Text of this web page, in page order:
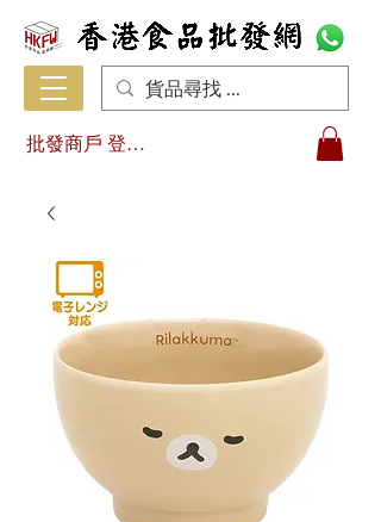
批發商戶 登入/註冊